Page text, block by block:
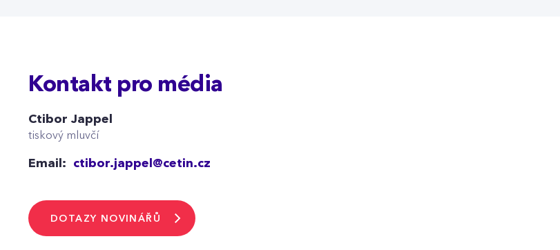
Kontakt pro média
Ctibor Jappel
tiskový mluvčí
Email: ctibor.jappel@cetin.cz
DOTAZY NOVINÁŘŮ